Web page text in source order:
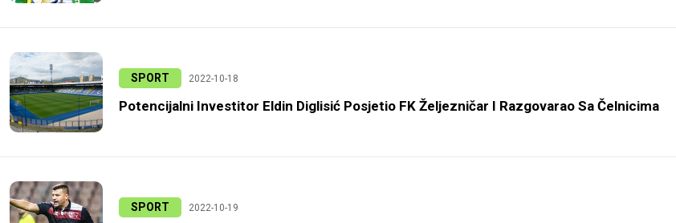
SPORT 2022-10-18
Potencijalni Investitor Eldin Diglisić Posjetio FK Željezničar I Razgovarao Sa Čelnicima
SPORT 2022-10-19